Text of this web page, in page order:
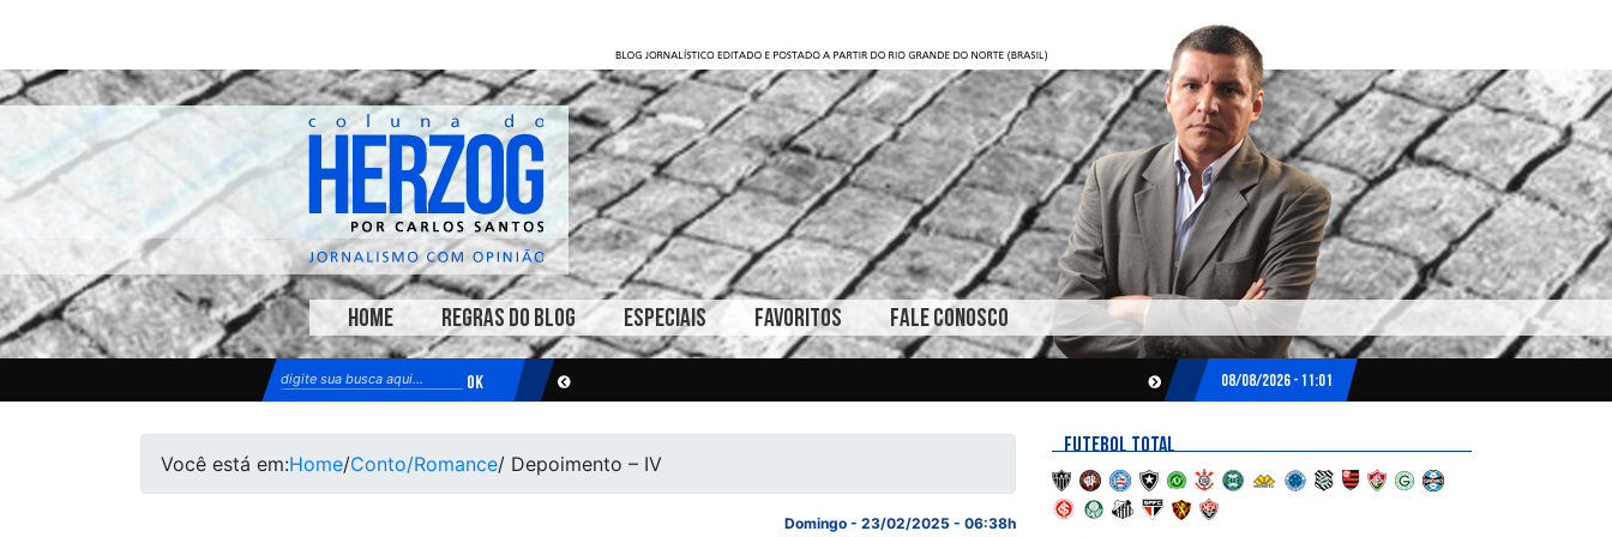
HOME REGRAS DO BLOG ESPECIAIS FAVORITOS FALE CONOSCO
08/08/2026 - 11:01
Você está em:Home/Conto/Romance/ Depoimento – IV
Domingo - 23/02/2025 - 06:38h
FUTEBOL TOTAL